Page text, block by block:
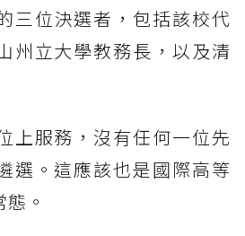
三位決選者，包括該校代
州立大學教務長，以及清
上服務，沒有任何一位先
選。這應該也是國際高等
。